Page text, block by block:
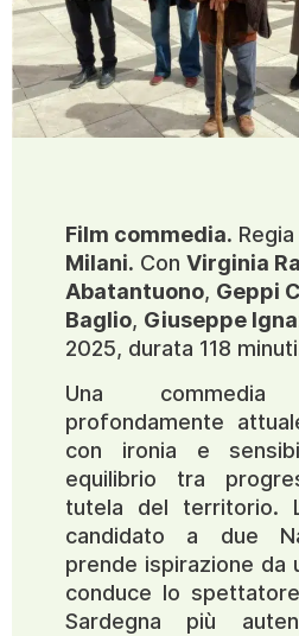
Film commedia. Regia
Milani. Con Virginia
Abatantuono, Geppi
Baglio, Giuseppe
2025, durata 118
Una
profondamente
con ironia e
equilibrio tra
tutela del territorio.
candidato a due
prende ispirazione da
conduce lo
Sardegna più